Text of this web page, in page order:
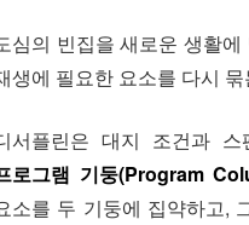
심의 빈집을 새로운 생활
생에 필요한 요소를 다시
서플린은 대지 조건과 스
로그램 기둥(Program
소를 두 기둥에 집약하고,